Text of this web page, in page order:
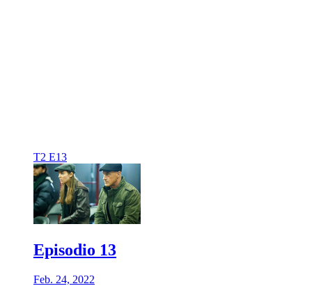
T2 E13
Episodio 13
Feb. 24, 2022